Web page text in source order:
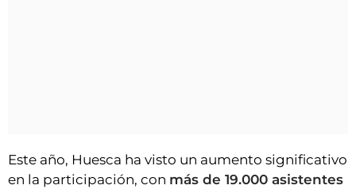
Este año, Huesca ha visto un aumento significativo
en la participación, con más de 19.000 asistentes